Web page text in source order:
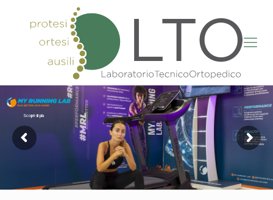
Scopri di più